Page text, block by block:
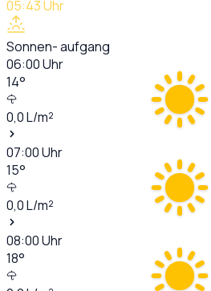
05:43Uhr
Sonnen- aufgang
06:00Uhr
14°
0,0L/m²
07:00Uhr
15°
0,0L/m²
08:00Uhr
18°